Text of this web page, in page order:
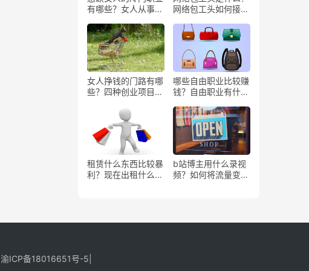
有哪些？女人从事哪
网络包工头如何接业
女人挣钱的门路有哪
些？四种创业项目推
哪些自由职业比较赚
钱？自由职业有什么
租赁什么东西比较暴
利？现在出租什么更
b站博主用什么录视
频？如何将流量变
渝ICP备18016651号-5